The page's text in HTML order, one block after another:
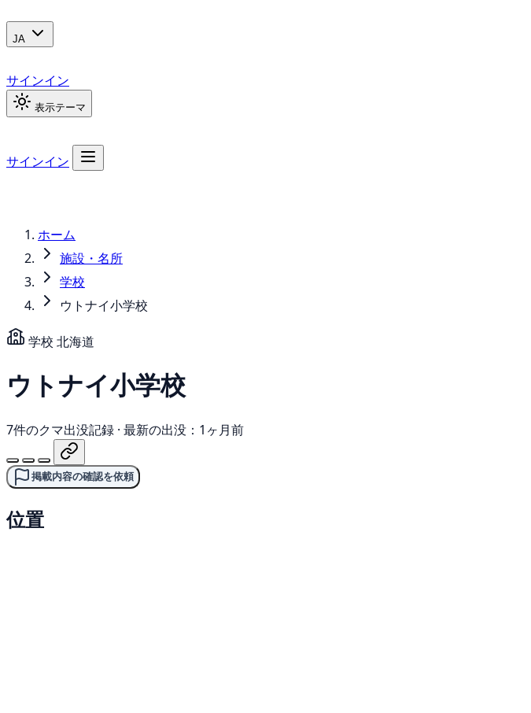
JA
サインイン
表示テーマ
サインイン
ホーム
施設・名所
学校
ウトナイ小学校
学校 北海道
ウトナイ小学校
7件のクマ出没記録 · 最新の出没：1ヶ月前
掲載内容の確認を依頼
位置